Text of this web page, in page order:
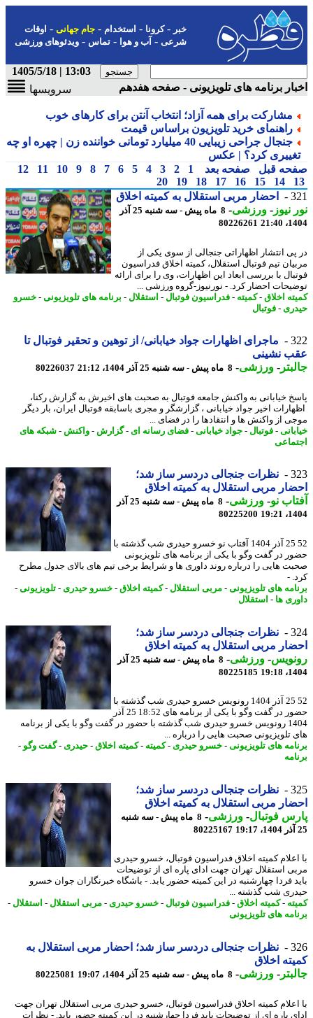
-کرونا-استخدام- جام جهانی-اوقات
شرعی-آب و هوا-تماس-ویدئوهای ورزشی
13:03 | 1405/5/18
برنامه های تلویزیونی - صفحه هفدهم
سرویسها
مشارکت برای همه آزاد؛ انتخاب آنتن برای کارهای خوب
راهنمای خرید تلویزیون براساس قیمت
جنجال جراحی زیبایی 40 میلیارد تومانی خواننده زن | چهره او چه
کرد؟ | عکس
قبل صفحه بعد 1
2
3
4
5
6
7
8
9
10
11
12
14
15
16
17
18
19
20
احضار مربی استقلال به کمیته اخلاق
نیوز-ورزشی-
8 ماه پیش - سه شنبه 25 آذر
80226261
انتشار اظهاراتی جنجالی از سوی یکی از
تیم فوتبال استقلال، کمیته اخلاق فدراسیون
با بررسی ابعاد این اظهارات، وی را برای ارائه
احضار کرد. - نورنیوز-گروه ورزشی ...
اخلاق-کمیته-فدراسیون فوتبال-استقلال-برنامه های تلویزیونی-خسرو
- فوتبال
ماجرای اظهارات جواد خیابانی/ از توهین و تحقیر فوتبال تا
نشینی
-ورزشی-8 ماه پیش - سه شنبه 25 آذر 1404، 21:12 80226037
خیابانی به واکنش جامعه فوتبال به صحبت های اخیرش به گزارش رکنا،
اخیر جواد خیابانی ، گزارشگر و مجری باسابقه فوتبال ایران، بار دیگر
از واکنش ها و انتقادها را در فضای ...
-فوتبال-جواد خیابانی-فضای رسانه ای- گزارش -واکنش-شبکه های
نظرات جنجالی دردسر ساز شد؛
مربی استقلال به کمیته اخلاق
نو- ورزشی-
8 ماه پیش - سه شنبه 25 آذر
80225200
52 25 آذر 1404 آفتاب نو خسرو حیدری شب گذشته با
در گفت وگو با یکی از برنامه های تلویزیونی
هایی را درباره روند داوری ها و شرایط برخی تیم های بالای جدول مطرح
-
های تلویزیونی-مربی استقلال-کمیته اخلاق-خسرو حیدری- تلویزیونی-
ها - استقلال
نظرات جنجالی دردسر ساز شد؛
مربی استقلال به کمیته اخلاق
-ورزشی-
8 ماه پیش - سه شنبه 25 آذر
80225185
52 25 آذر 1404 رونویس خسرو حیدری شب گذشته با
حضور در گفت وگو با یکی از برنامه های 18:52 25 آذر
1404 رونویس خسرو حیدری شب گذشته با حضور در گفت وگو با یکی از برنامه
تلویزیونی صحبت هایی را درباره ...
های تلویزیونی-خسرو حیدری- کمیته-کمیته اخلاق-حیدری- گفت وگو-
نظرات جنجالی دردسر ساز شد؛
مربی استقلال به کمیته اخلاق
فوتبال-ورزشی-
8 ماه پیش - سه شنبه
80225167
کمیته اخلاق فدراسیون فوتبال، خسرو حیدری
استقلال تهران جهت ادای پاره ای از توضیحات
فردا چهارشنبه در این کمیته حضور یابد. - باشگاه خبرنگاران جوان خسرو
شب گذشته ...
-کمیته اخلاق-فدراسیون فوتبال-خسرو حیدری- مربی استقلال-استقلال-
های تلویزیونی
نظرات جنجالی دردسر ساز شد؛ احضار مربی استقلال به
اخلاق
-ورزشی-8 ماه پیش - سه شنبه 25 آذر 1404، 19:07 80225081
کمیته اخلاق فدراسیون فوتبال، خسرو حیدری مربی استقلال تهران جهت
پاره ای از توضیحات باید فردا چهارشنبه در این کمیته حضور یابد. - نظرات